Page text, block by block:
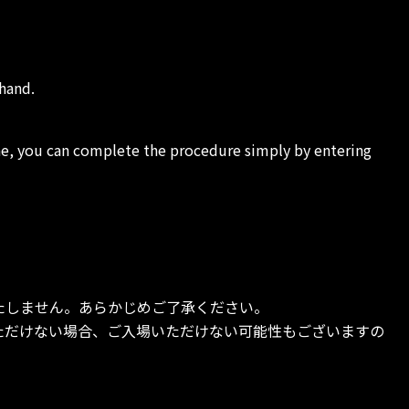
you can complete the procedure simply by entering
ません。あらかじめご了承ください。
けない場合、ご入場いただけない可能性もございますの